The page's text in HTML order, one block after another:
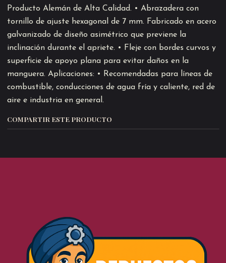
Producto Alemán de Alta Calidad. • Abrazadera con
tornillo de ajuste hexagonal de 7 mm. Fabricado en acero
galvanizado de diseño asimétrico que previene la
inclinación durante el apriete. • Fleje con bordes curvos y
superficie de apoyo plana para evitar daños en la
manguera. Aplicaciones: • Recomendadas para líneas de
combustible, conducciones de agua fría y caliente, red de
aire e industria en general.
COMPARTIR ESTE PRODUCTO